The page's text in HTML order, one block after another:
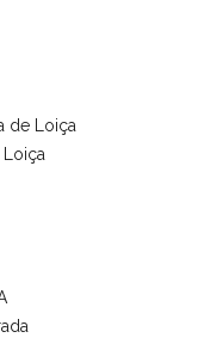
de Loiça
Loiça